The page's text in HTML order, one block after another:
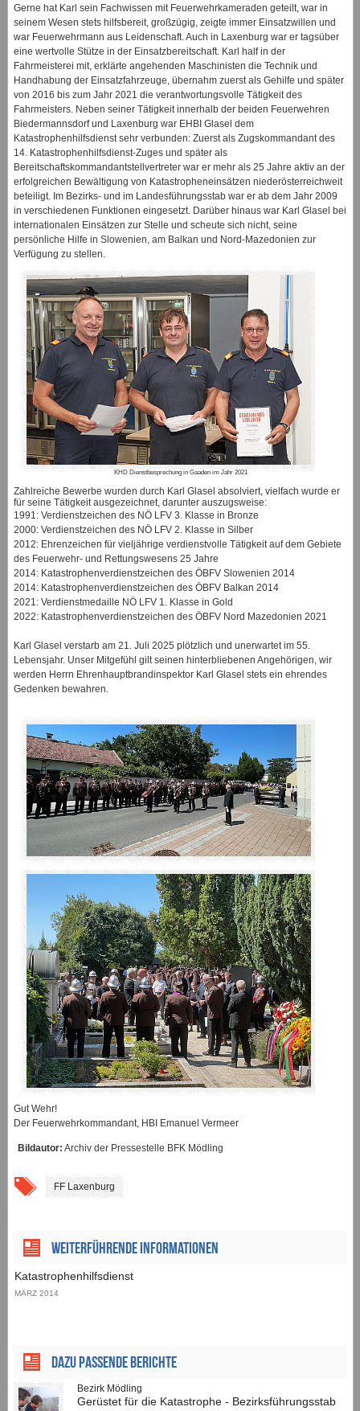
Gerne hat Karl sein Fachwissen mit Feuerwehrkameraden geteilt, war in
seinem Wesen stets hilfsbereit, großzügig, zeigte immer Einsatzwillen und
war Feuerwehrmann aus Leidenschaft. Auch in Laxenburg war er tagsüber
eine wertvolle Stütze in der Einsatzbereitschaft. Karl half in der
Fahrmeisterei mit, erklärte angehenden Maschinisten die Technik und
Handhabung der Einsatzfahrzeuge, übernahm zuerst als Gehilfe und später
von 2016 bis zum Jahr 2021 die verantwortungsvolle Tätigkeit des
Fahrmeisters. Neben seiner Tätigkeit innerhalb der beiden Feuerwehren
Biedermannsdorf und Laxenburg war EHBI Glasel dem
Katastrophenhilfsdienst sehr verbunden: Zuerst als Zugskommandant des
14. Katastrophenhilfsdienst-Zuges und später als
Bereitschaftskommandantstellvertreter war er mehr als 25 Jahre aktiv an der
erfolgreichen Bewältigung von Katastropheneinsätzen niederösterreichweit
beteiligt. Im Bezirks- und im Landesführungsstab war er ab dem Jahr 2009
in verschiedenen Funktionen eingesetzt. Darüber hinaus war Karl Glasel bei
internationalen Einsätzen zur Stelle und scheute sich nicht, seine
persönliche Hilfe in Slowenien, am Balkan und Nord-Mazedonien zur
Verfügung zu stellen.
KHD Dienstbesprechung in Gaaden im Jahr 2021
Zahlreiche Bewerbe wurden durch Karl Glasel absolviert, vielfach wurde er
für seine Tätigkeit ausgezeichnet, darunter auszugsweise:
1991: Verdienstzeichen des NÖ LFV 3. Klasse in Bronze
2000: Verdienstzeichen des NÖ LFV 2. Klasse in Silber
2012: Ehrenzeichen für vieljährige verdienstvolle Tätigkeit auf dem Gebiete
des Feuerwehr- und Rettungswesens 25 Jahre
2014: Katastrophenverdienstzeichen des ÖBFV Slowenien 2014
2014: Katastrophenverdienstzeichen des ÖBFV Balkan 2014
2021: Verdienstmedaille NÖ LFV 1. Klasse in Gold
2022: Katastrophenverdienstzeichen des ÖBFV Nord Mazedonien 2021
Karl Glasel verstarb am 21. Juli 2025 plötzlich und unerwartet im 55.
Lebensjahr. Unser Mitgefühl gilt seinen hinterbliebenen Angehörigen, wir
werden Herrn Ehrenhauptbrandinspektor Karl Glasel stets ein ehrendes
Gedenken bewahren.
Gut Wehr!
Der Feuerwehrkommandant, HBI Emanuel Vermeer
Bildautor: Archiv der Pressestelle BFK Mödling
FF Laxenburg
Weiterführende Informationen
Katastrophenhilfsdienst
MÄRZ 2014
Dazu passende Berichte
Bezirk Mödling
Gerüstet für die Katastrophe - Bezirksführungsstab